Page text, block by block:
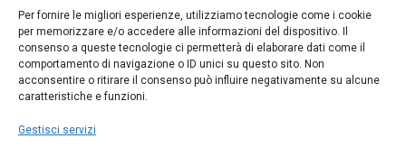
Per fornire le migliori esperienze, utilizziamo tecnologie come i cookie
per memorizzare e/o accedere alle informazioni del dispositivo. Il
consenso a queste tecnologie ci permetterà di elaborare dati come il
comportamento di navigazione o ID unici su questo sito. Non
acconsentire o ritirare il consenso può influire negativamente su alcune
caratteristiche e funzioni.
Gestisci servizi
Indirizzo
SS150, KM 10 64024 Notaresco (TE) ITALY